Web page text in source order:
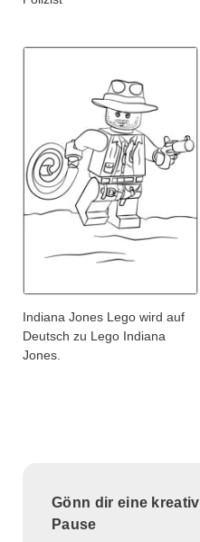
Indiana Jones Lego wird auf
Deutsch zu Lego Indiana
Jones.
Gönn dir eine
Pause